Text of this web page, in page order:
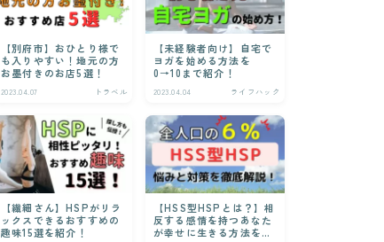
【別府市】おひとり様で
も入りやすい！地元の方
お墨付きのお店5選！
2023.04.07 トラベル
【未経験者向け】自宅で
ヨガを始める方法を
0→10まで紹介！
2023.04.04 ライフハック
【繊細さん】HSPがリラ
ックスできるおすすめの
趣味15選を紹介！
【HSS型HSPとは？】相
反する感情を持つあなた
が幸せに生きる方法を解